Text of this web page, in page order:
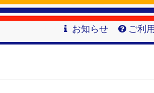
お知らせ ご利